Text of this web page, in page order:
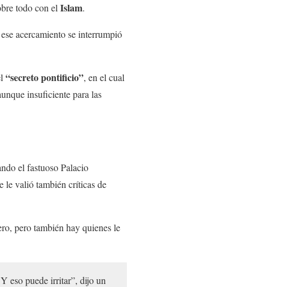
todo con el Islam.
acercamiento se interrumpió
“secreto pontificio”, en el cual
insuficiente para las
el fastuoso Palacio
le valió también críticas de
pero también hay quienes le
eso puede irritar”, dijo un